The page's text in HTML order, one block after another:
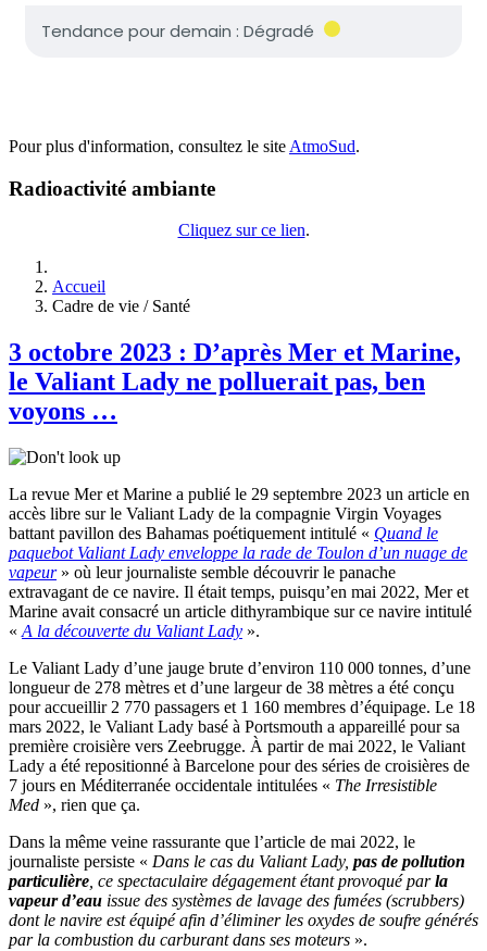
Pour plus d'information, consultez le site AtmoSud.
Radioactivité ambiante
Cliquez sur ce lien.
Accueil
Cadre de vie / Santé
3 octobre 2023 : D’après Mer et Marine,
le Valiant Lady ne polluerait pas, ben
voyons …
La revue Mer et Marine a publié le 29 septembre 2023 un article en
accès libre sur le Valiant Lady de la compagnie Virgin Voyages
battant pavillon des Bahamas poétiquement intitulé « Quand le
paquebot Valiant Lady enveloppe la rade de Toulon d’un nuage de
vapeur » où leur journaliste semble découvrir le panache
extravagant de ce navire. Il était temps, puisqu’en mai 2022, Mer et
Marine avait consacré un article dithyrambique sur ce navire intitulé
« A la découverte du Valiant Lady ».
Le Valiant Lady d’une jauge brute d’environ 110 000 tonnes, d’une
longueur de 278 mètres et d’une largeur de 38 mètres a été conçu
pour accueillir 2 770 passagers et 1 160 membres d’équipage. Le 18
mars 2022, le Valiant Lady basé à Portsmouth a appareillé pour sa
première croisière vers Zeebrugge. À partir de mai 2022, le Valiant
Lady a été repositionné à Barcelone pour des séries de croisières de
7 jours en Méditerranée occidentale intitulées « The Irresistible
Med », rien que ça.
Dans la même veine rassurante que l’article de mai 2022, le
journaliste persiste « Dans le cas du Valiant Lady, pas de pollution
particulière , ce spectaculaire dégagement étant provoqué parla
vapeur d’eau issue des systèmes de lavage des fumées (scrubbers)
dont le navire est équipé afin d’éliminer les oxydes de soufre générés
par la combustion du carburant dans ses moteurs ».